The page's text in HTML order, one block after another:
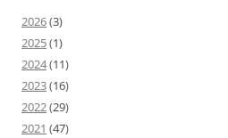
2026(3)
2025(1)
2024(11)
2023(16)
2022(29)
2021 (47)